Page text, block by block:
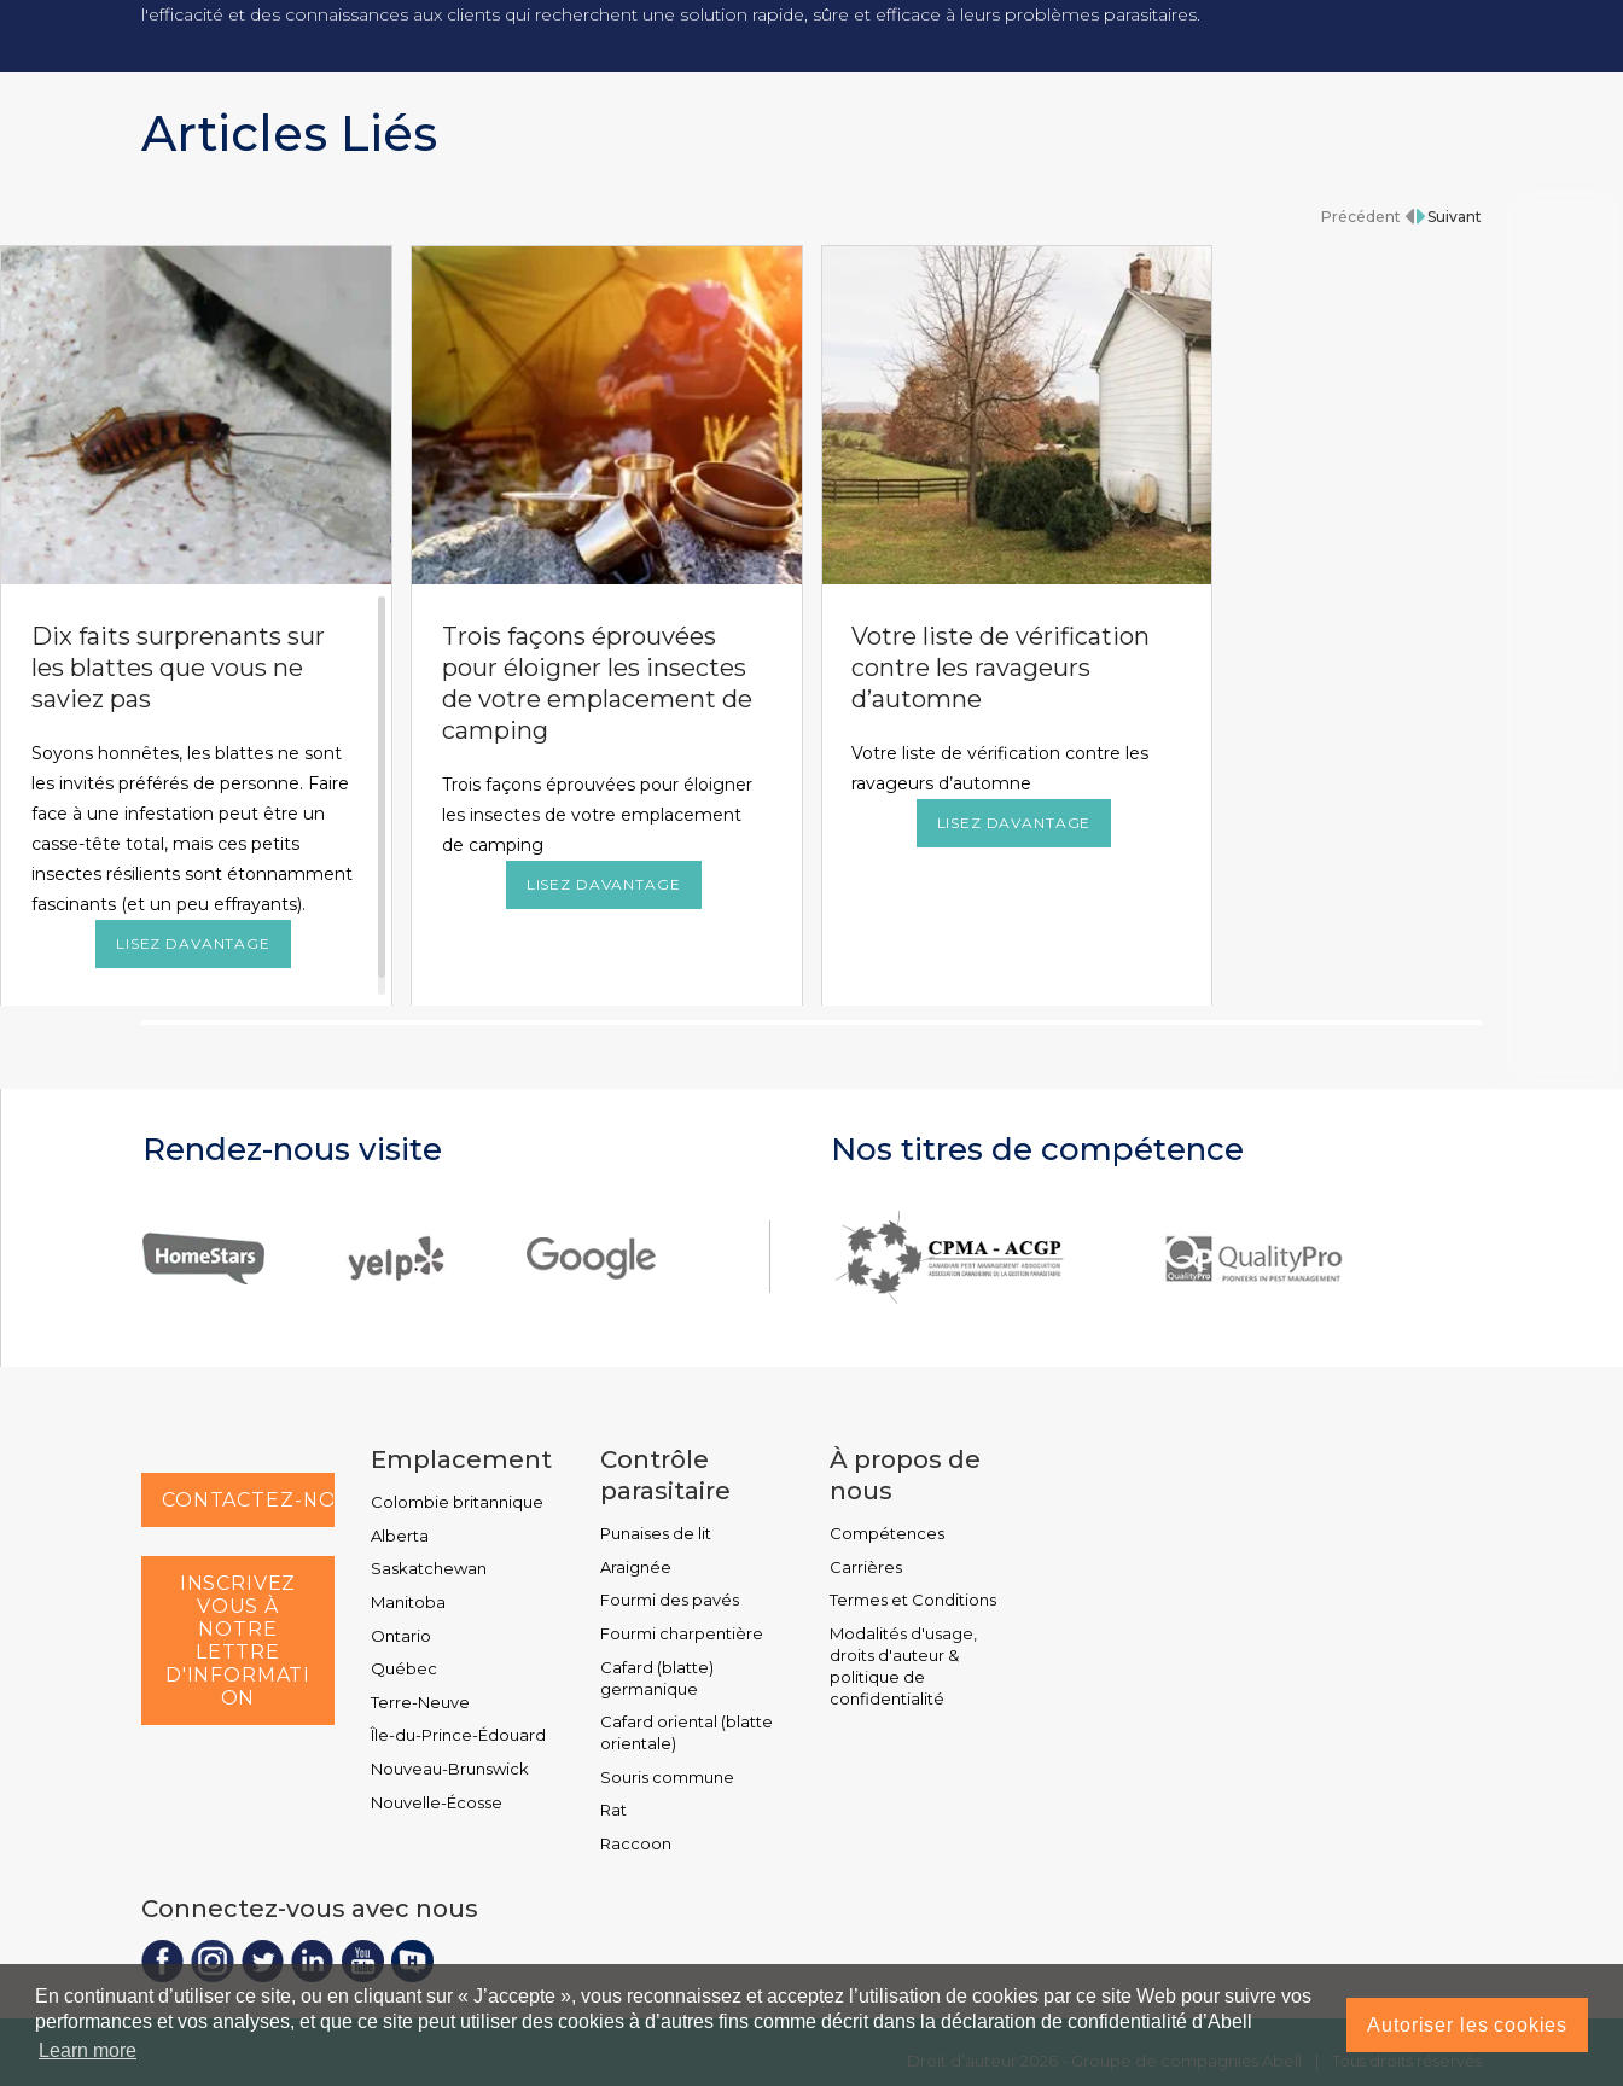
l'efficacité et des connaissances aux clients qui recherchent une solution rapide, sûre et efficace à leurs problèmes parasitaires.
Articles Liés
Précédent Suivant
Dix faits surprenants sur
les blattes que vous ne
saviez pas
Soyons honnêtes, les blattes ne sont
les invités préférés de personne. Faire
face à une infestation peut être un
casse-tête total, mais ces petits
insectes résilients sont étonnamment
fascinants (et un peu effrayants).
LISEZ DAVANTAGE
Trois façons éprouvées
pour éloigner les insectes
de votre emplacement de
camping
Trois façons éprouvées pour éloigner
les insectes de votre emplacement
de camping
LISEZ DAVANTAGE
Votre liste de vérification
contre les ravageurs
d’automne
Votre liste de vérification contre les
ravageurs d’automne
LISEZ DAVANTAGE
Rendez-nous visite Nos titres de compétence
CONTACTEZ-NOUS AU
INSCRIVEZ
VOUS À
NOTRE
LETTRE
D'INFORMATI
ON
Emplacement
Colombie britannique
Alberta
Saskatchewan
Manitoba
Ontario
Québec
Terre-Neuve
Île-du-Prince-Édouard
Nouveau-Brunswick
Nouvelle-Écosse
Contrôle
parasitaire
Punaises de lit
Araignée
Fourmi des pavés
Fourmi charpentière
Cafard (blatte)
germanique
Cafard oriental (blatte
orientale)
Souris commune
Rat
Raccoon
À propos de
nous
Compétences
Carrières
Termes et Conditions
Modalités d'usage,
droits d'auteur &
politique de
confidentialité
Connectez-vous avec nous
Droit d’auteur 2026 - Groupe de compagnies Abell | Tous droits réservés
En continuant d’utiliser ce site, ou en cliquant sur « J’accepte », vous reconnaissez et acceptez l’utilisation de cookies par ce site Web pour suivre vos
performances et vos analyses, et que ce site peut utiliser des cookies à d’autres fins comme décrit dans la déclaration de confidentialité d’Abell
Learn more
Autoriser les cookies